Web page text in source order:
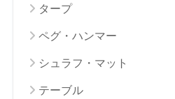
タープ
ペグ・ハンマー
シュラフ・マット
テーブル